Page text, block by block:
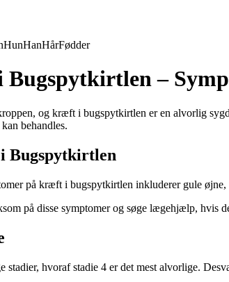
HunHanHårFødder
–
og kræft i bugspytkirtlen er en alvorlig
behandles.
Bugspytkirtlen
på kræft i bugspytkirtlen inkluderer gule
på disse symptomer og søge lægehjælp, hvis
hvoraf stadie 4 er det mest alvorlige.